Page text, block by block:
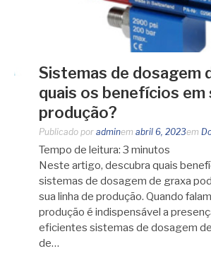
Sistemas de dosagem
quais os benefícios em
produção?
Publicado por adminem abril 6, 2023em
Tempo de leitura: 3 minutos
Neste artigo, descubra quais
sistemas de dosagem de graxa
sua linha de produção. Quando
produção é indispensável a
eficientes sistemas de dosagem
de…